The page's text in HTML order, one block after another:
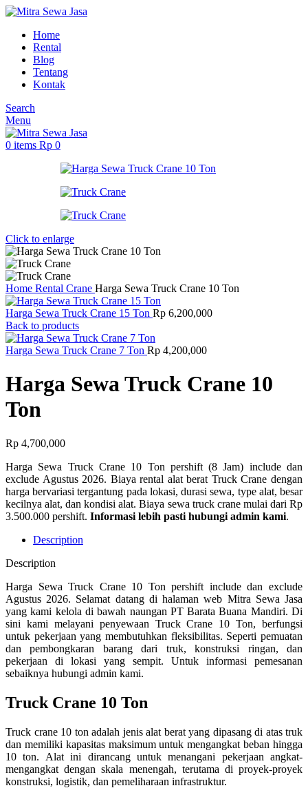
Home
Rental
Blog
Tentang
Kontak
Search
Menu
0 items Rp 0
Click to enlarge
Home Rental Crane Harga Sewa Truck Crane 10 Ton
Harga Sewa Truck Crane 15 Ton Rp 6,200,000
Back to products
Harga Sewa Truck Crane 7 Ton Rp 4,200,000
Harga Sewa Truck Crane 10
Ton
Rp 4,700,000
Harga Sewa Truck Crane 10 Ton pershift (8 Jam) include dan
exclude Agustus 2026. Biaya rental alat berat Truck Crane dengan
harga bervariasi tergantung pada lokasi, durasi sewa, type alat, besar
kecilnya alat, dan kondisi alat. Biaya sewa truck crane mulai dari Rp
3.500.000 pershift. Informasi lebih pasti hubungi admin kami.
Description
Description
Harga Sewa Truck Crane 10 Ton pershift include dan exclude
Agustus 2026. Selamat datang di halaman web Mitra Sewa Jasa
yang kami kelola di bawah naungan PT Barata Buana Mandiri. Di
sini kami melayani penyewaan Truck Crane 10 Ton, berfungsi
untuk pekerjaan yang membutuhkan fleksibilitas. Seperti pemuatan
dan pembongkaran barang dari truk, konstruksi ringan, dan
pekerjaan di lokasi yang sempit. Untuk informasi pemesanan
sebaiknya hubungi admin kami.
Truck Crane 10 Ton
Truck crane 10 ton adalah jenis alat berat yang dipasang di atas truk
dan memiliki kapasitas maksimum untuk mengangkat beban hingga
10 ton. Alat ini dirancang untuk menangani pekerjaan angkat-
mengangkat dengan skala menengah, terutama di proyek-proyek
konstruksi, logistik, dan pemeliharaan infrastruktur.